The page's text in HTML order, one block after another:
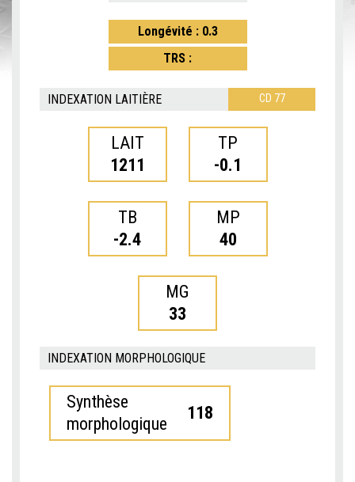
Longévité : 0.3
TRS :
INDEXATION LAITIÈRE CD 77
LAIT
1211
TP
-0.1
TB
-2.4
MP
40
MG
33
INDEXATION MORPHOLOGIQUE
Synthèse
morphologique
118